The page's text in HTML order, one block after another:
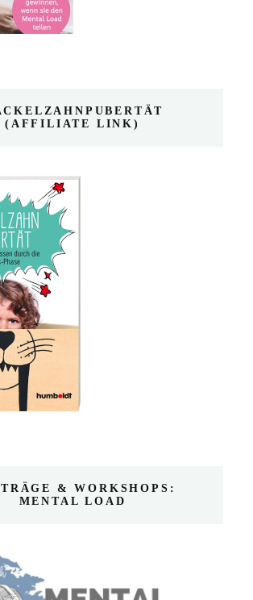
(AFFILIATE LINK)
& WORKSHOPS:
MENTAL LOAD